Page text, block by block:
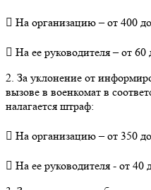
 На организацию – от 400 до
 На ее руководителя – от 60
2. За уклонение от
вызове в военкомат в
налагается штраф:
 На организацию – от 350 до
 На ее руководителя - от 40